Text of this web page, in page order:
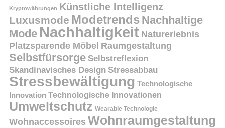
Kryptowährungen Künstliche Intelligenz
Luxusmode Modetrends Nachhaltige
Mode Nachhaltigkeit Naturerlebnis
Platzsparende Möbel Raumgestaltung
Selbstfürsorge Selbstreflexion
Skandinavisches Design Stressabbau
Stressbewältigung Technologische
Innovation Technologische Innovationen
Umweltschutz Wearable Technologie
Wohnaccessoires Wohnraumgestaltung